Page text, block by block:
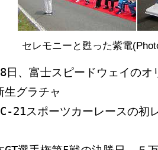
セレモニーと甦った紫電
日、富士スピードウェイの
生グラチャ
21スポーツカーレースの初